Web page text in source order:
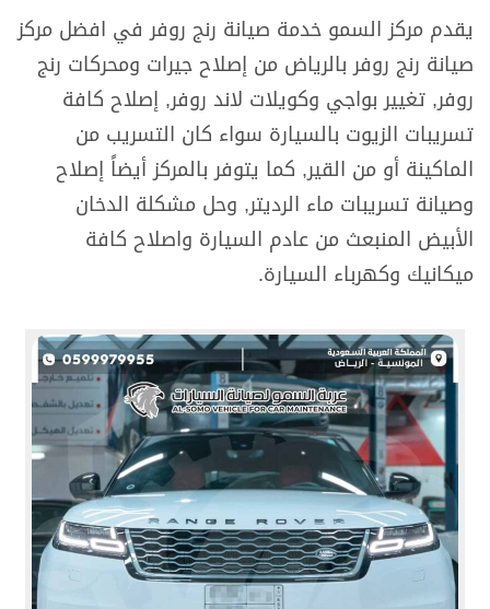
يقدم مركز السمو خدمة صيانة رنج روفر في افضل مركز
صيانة رنج روفر بالرياض من إصلاح جيرات ومحركات رنج
روفر, تغيير بواجي وكويلات لاند روفر, إصلاح كافة
تسريبات الزيوت بالسيارة سواء كان التسريب من
الماكينة أو من القير, كما يتوفر بالمركز أيضاً إصلاح
وصيانة تسريبات ماء الرديتر, وحل مشكلة الدخان
الأبيض المنبعث من عادم السيارة واصلاح كافة
ميكانيك وكهرباء السيارة.